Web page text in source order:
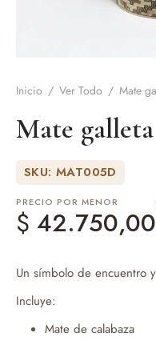
Inicio / Ver Todo / Mate
Mate
SKU: MAT005D
PRECIO POR MENOR
$ 42.750,00
Un símbolo de encuentro
Incluye:
Mate de calabaza
y accesorios